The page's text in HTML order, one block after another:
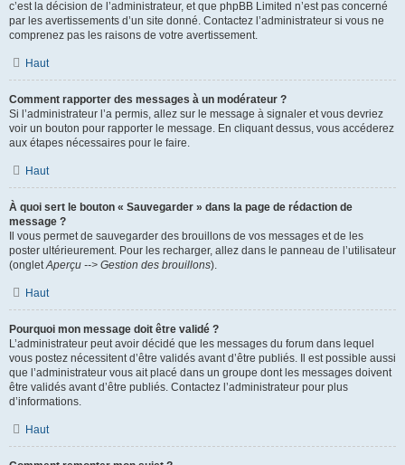
c’est la décision de l’administrateur, et que phpBB Limited n’est pas concerné
par les avertissements d’un site donné. Contactez l’administrateur si vous ne
comprenez pas les raisons de votre avertissement.
Haut
Comment rapporter des messages à un modérateur ?
Si l’administrateur l’a permis, allez sur le message à signaler et vous devriez
voir un bouton pour rapporter le message. En cliquant dessus, vous accéderez
aux étapes nécessaires pour le faire.
Haut
À quoi sert le bouton « Sauvegarder » dans la page de rédaction de
message ?
Il vous permet de sauvegarder des brouillons de vos messages et de les
poster ultérieurement. Pour les recharger, allez dans le panneau de l’utilisateur
(ongletAperçu --> Gestion des brouillons).
Haut
Pourquoi mon message doit être validé ?
L’administrateur peut avoir décidé que les messages du forum dans lequel
vous postez nécessitent d’être validés avant d’être publiés. Il est possible aussi
que l’administrateur vous ait placé dans un groupe dont les messages doivent
être validés avant d’être publiés. Contactez l’administrateur pour plus
d’informations.
Haut